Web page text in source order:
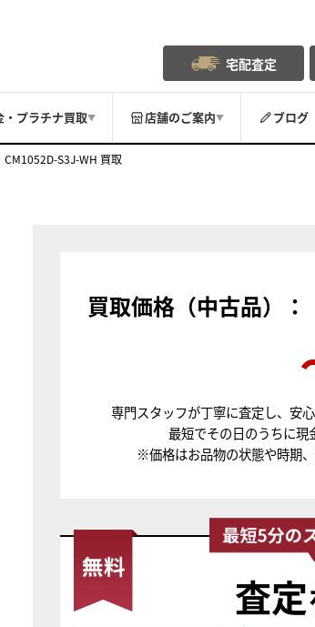
宅配査定
・プラチナ買取▼ 店舗のご案内▼ ブログ
CM1052D-S3J-WH 買取
買取価格（中古品）：
専門スタッフが丁寧に査定し、安
最短でその日のうちに現
※価格はお品物の状態や時期
査定